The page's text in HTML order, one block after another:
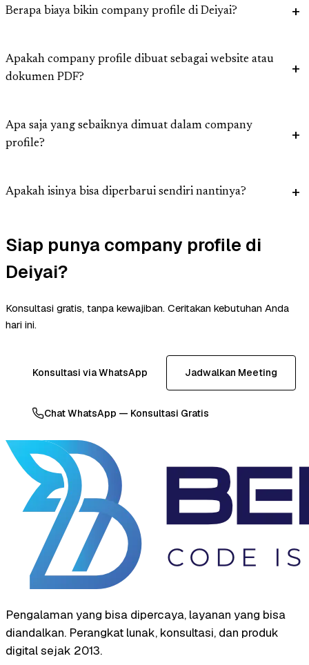
Berapa biaya bikin company profile di Deiyai?
Apakah company profile dibuat sebagai website atau
dokumen PDF?
Apa saja yang sebaiknya dimuat dalam company
profile?
Apakah isinya bisa diperbarui sendiri nantinya?
Siap punya company profile di
Deiyai?
Konsultasi gratis, tanpa kewajiban. Ceritakan kebutuhan Anda
hari ini.
Konsultasi via WhatsApp Jadwalkan Meeting
Chat WhatsApp — Konsultasi Gratis
Pengalaman yang bisa dipercaya, layanan yang bisa
diandalkan. Perangkat lunak, konsultasi, dan produk
digital sejak 2013.